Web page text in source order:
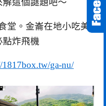
這個謎題吧～
堂。金崙在地小吃美
點炸飛機
1817box.tw/ga-nu/